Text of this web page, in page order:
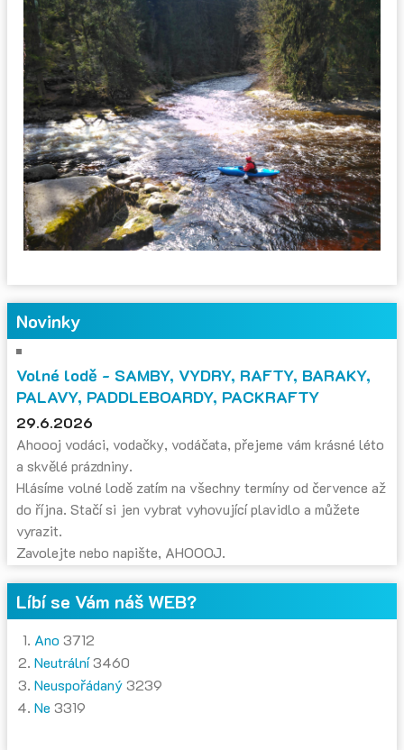
Novinky
Volné lodě - SAMBY, VYDRY, RAFTY, BARAKY,
PALAVY, PADDLEBOARDY, PACKRAFTY
29.6.2026
Ahoooj vodáci, vodačky, vodáčata, přejeme vám krásné léto
a skvělé prázdniny.
Hlásíme volné lodě zatím na všechny termíny od července až
do října. Stačí si jen vybrat vyhovující plavidlo a můžete
vyrazit.
Zavolejte nebo napište, AHOOOJ.
Líbí se Vám náš WEB?
Ano 3712
Neutrální3460
Neuspořádaný3239
Ne 3319